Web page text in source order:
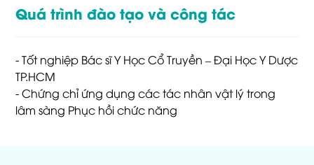
Quá trình đào tạo và công tác
- Tốt nghiệp Bác sĩ Y Học Cổ Truyền – Đại Học Y Dược
TP.HCM
- Chứng chỉ ứng dụng các tác nhân vật lý trong
lâm sàng Phục hồi chức năng